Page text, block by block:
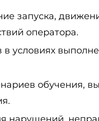
запуска,
оператора.
условиях
обучения,